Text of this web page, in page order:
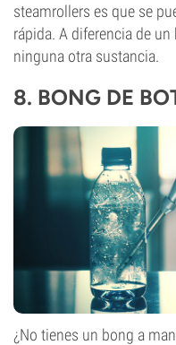
steamrollers es que se
rápida. A diferencia de
ninguna otra sustancia.
8. BONG DE
¿No tienes un bong a